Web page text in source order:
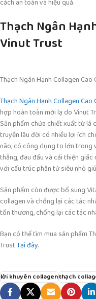
cách an toàn và hiệu quả.
Thạch Ngân
Vinut Trust
Thạch Ngân Hạnh Collagen Cao
Thạch Ngân Hạnh Collagen Cao
hợp hoàn toàn mới lạ do Vinut
Sản phẩm chứa chiết xuất từ lá
truyền lâu đời có nhiều lợi ích
não, có công dụng to lớn trong
thẳng, đau đầu và cải thiện
với cấu trúc phân tử siêu nhỏ
Sản phẩm còn được bổ sung
collagen và chống lại các tác
tổn thương, chống lại các tác
Bạn có thể tìm mua sản phẩm
TrustTại đây.
lời khuyên collagenthạch